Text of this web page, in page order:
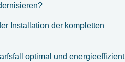
Installation der kompletten
optimal und energieeffizient